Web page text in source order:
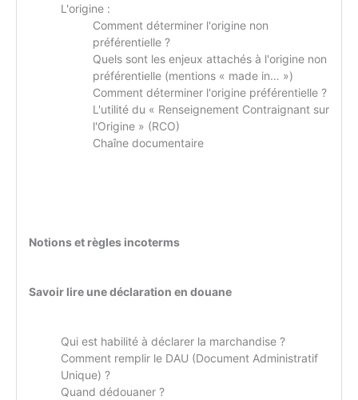
L'origine :
Comment déterminer l'origine non
préférentielle ?
Quels sont les enjeux attachés à l'origine non
préférentielle (mentions « made in… »)
Comment déterminer l'origine préférentielle ?
L'utilité du « Renseignement Contraignant sur
l'Origine » (RCO)
Chaîne documentaire
Notions et règles incoterms
Savoir lire une déclaration en douane
Qui est habilité à déclarer la marchandise ?
Comment remplir le DAU (Document Administratif
Unique) ?
Quand dédouaner ?